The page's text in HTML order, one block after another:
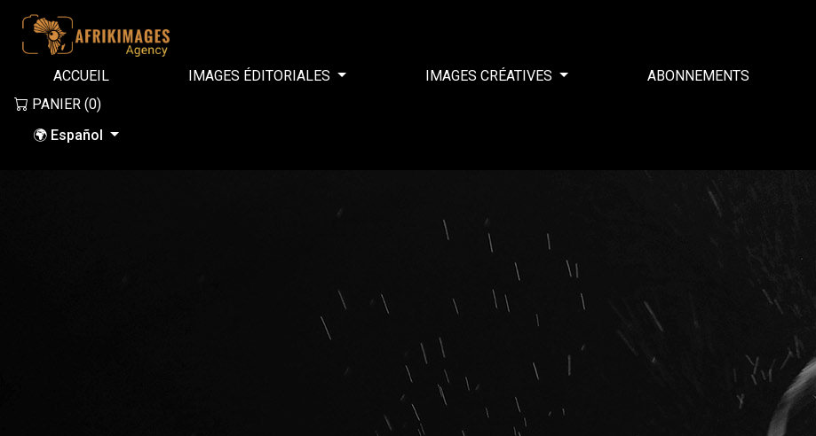
ACCUEIL IMAGES ÉDITORIALES IMAGES CRÉATIVES ABONNEMENTS
PANIER (0)
🌍 Español